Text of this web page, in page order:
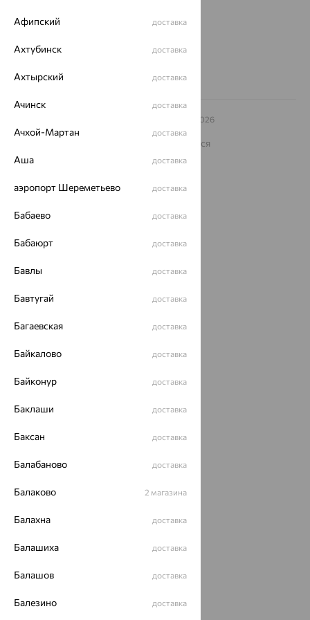
8 (800) 250-02-30
– 2026
Архив акций Архив изделий Карта сайта
На информационном ресурсе применяются
Политика конфеденциальности
Афипский доставка
Ахтубинск доставка
Ахтырский доставка
Ачинск доставка
Ачхой-Мартан доставка
Аша доставка
аэропорт Шереметьево доставка
Бабаево доставка
Бабаюрт доставка
Бавлы доставка
Бавтугай доставка
Багаевская доставка
Байкалово доставка
Байконур доставка
Баклаши доставка
Баксан доставка
Балабаново доставка
Балаково 2 магазина
Балахна доставка
Балашиха доставка
Балашов доставка
Балезино доставка